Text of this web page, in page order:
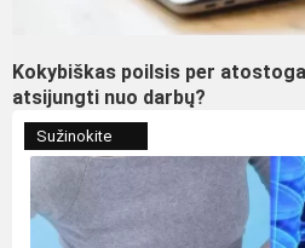
Kokybiškas poilsis per
atsijungti nuo darbų?
Sužinokite